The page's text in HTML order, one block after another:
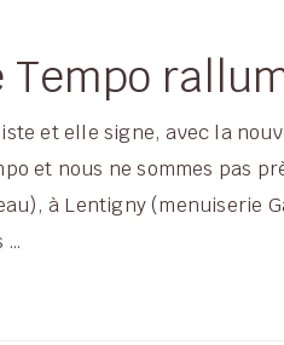
Tempo
et elle signe, avec la
et nous ne sommes pas
à Lentigny (menuiserie
…